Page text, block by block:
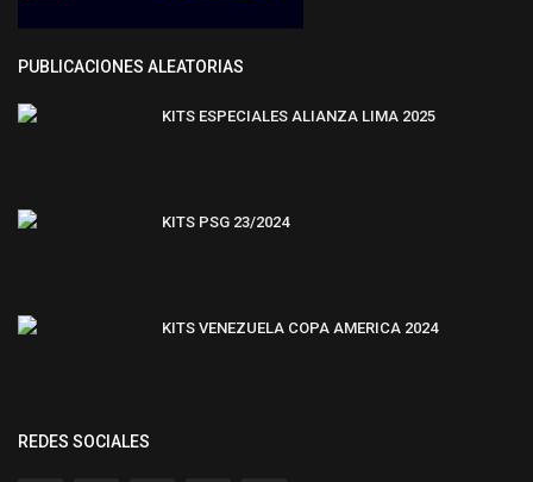
PUBLICACIONES ALEATORIAS
KITS ESPECIALES ALIANZA LIMA 2025
KITS PSG 23/2024
KITS VENEZUELA COPA AMERICA 2024
REDES SOCIALES